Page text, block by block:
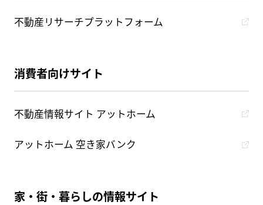
不動産リサーチプラットフォーム
消費者向けサイト
不動産情報サイト アットホーム
アットホーム 空き家バンク
家・街・暮らしの情報サイト